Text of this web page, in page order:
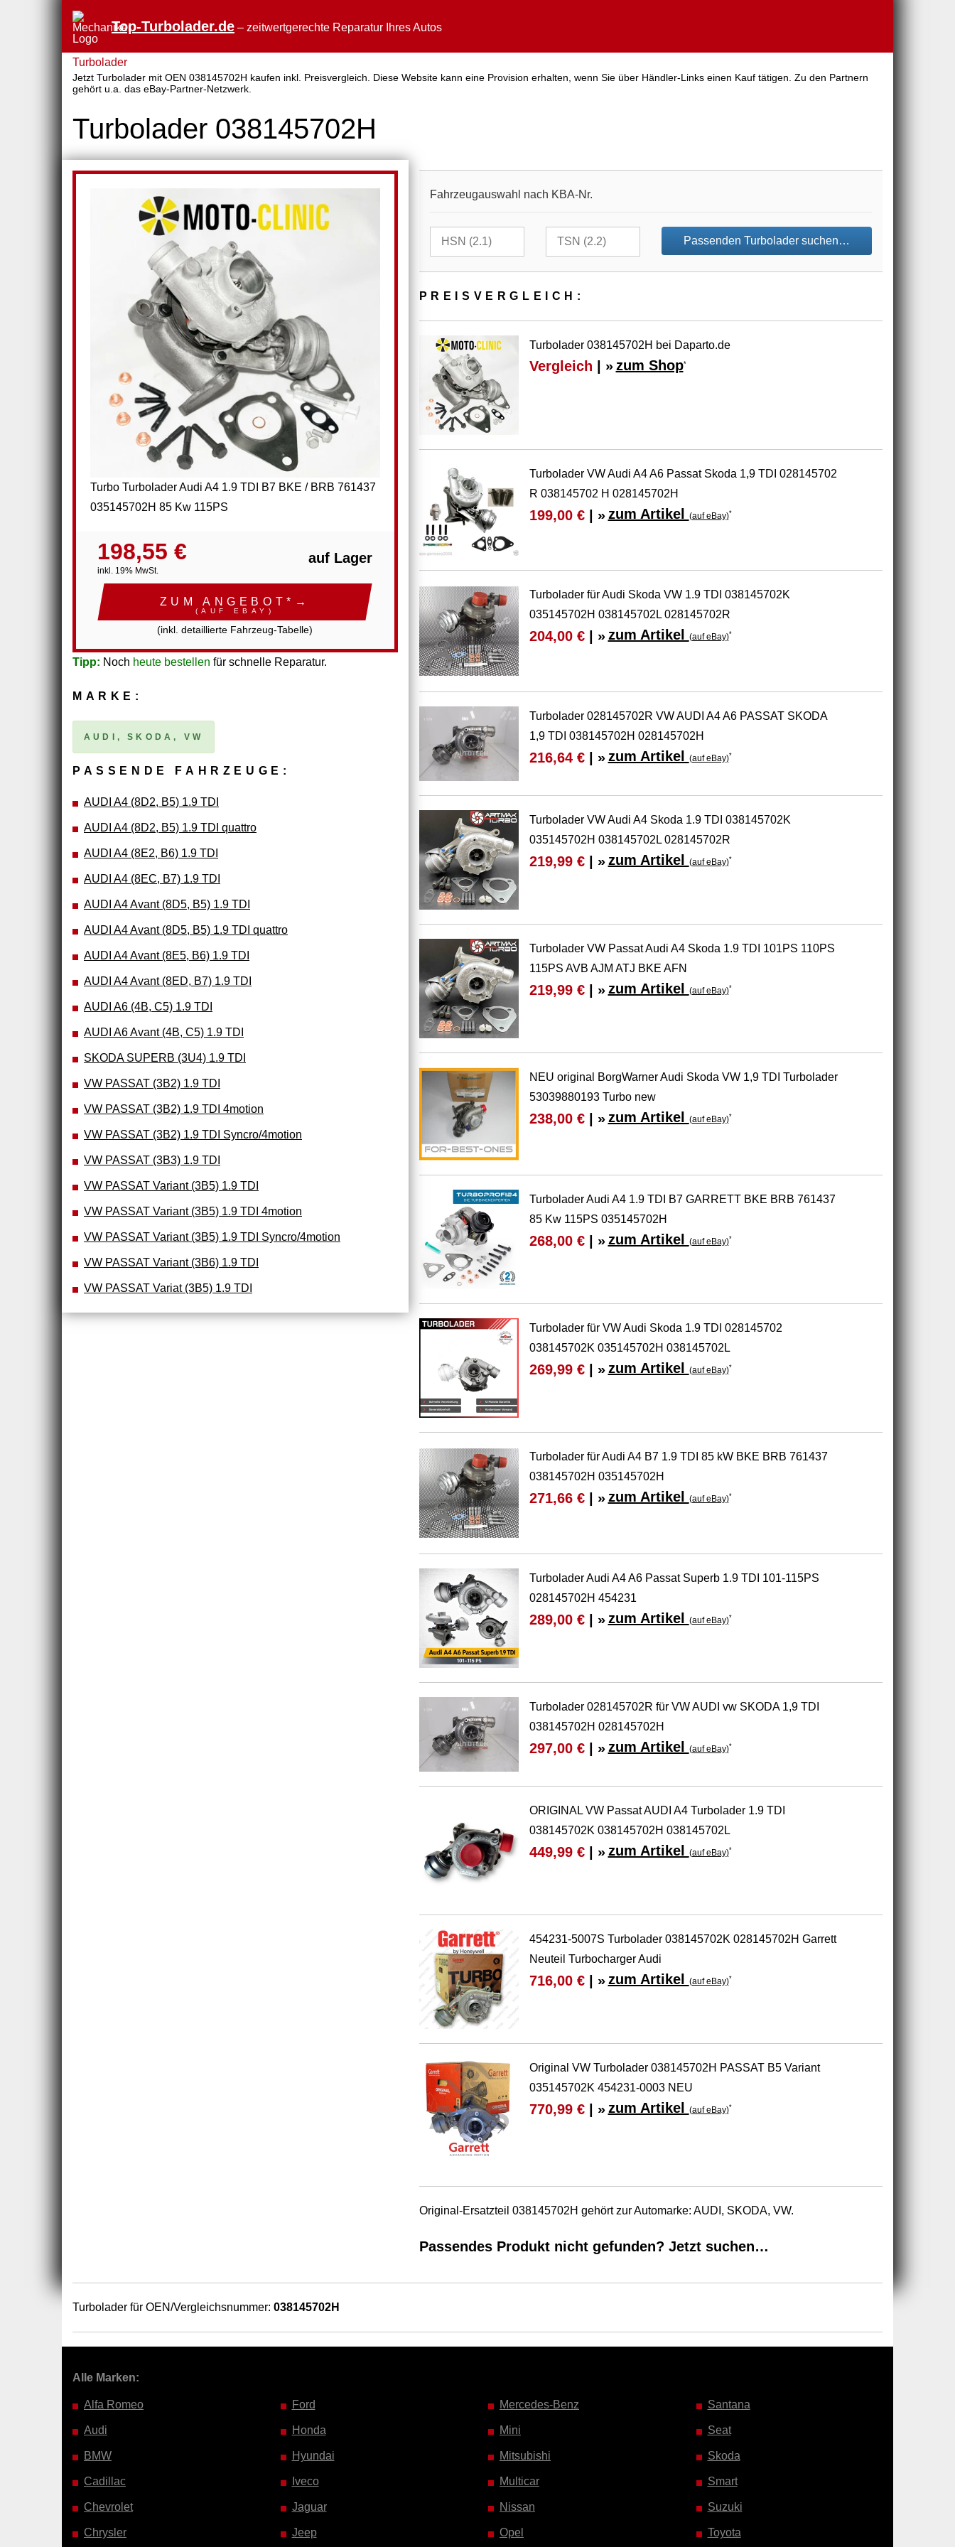
Top-Turbolader.de – zeitwertgerechte Reparatur Ihres Autos
Turbolader
Jetzt Turbolader mit OEN 038145702H kaufen inkl. Preisvergleich. Diese Website kann eine Provision erhalten, wenn Sie über Händler-Links einen Kauf tätigen. Zu den Partnern
gehört u.a. das eBay-Partner-Netzwerk.
Turbolader 038145702H
Turbo Turbolader Audi A4 1.9 TDI B7 BKE / BRB 761437
035145702H 85 Kw 115PS
198,55 €
inkl. 19% MwSt.
auf Lager
ZUM ANGEBOT*→
(AUF EBAY)
(inkl. detaillierte Fahrzeug-Tabelle)
Tipp: Noch heute bestellen für schnelle Reparatur.
MARKE:
AUDI, SKODA, VW
PASSENDE FAHRZEUGE:
AUDI A4 (8D2, B5) 1.9 TDI
AUDI A4 (8D2, B5) 1.9 TDI quattro
AUDI A4 (8E2, B6) 1.9 TDI
AUDI A4 (8EC, B7) 1.9 TDI
AUDI A4 Avant (8D5, B5) 1.9 TDI
AUDI A4 Avant (8D5, B5) 1.9 TDI quattro
AUDI A4 Avant (8E5, B6) 1.9 TDI
AUDI A4 Avant (8ED, B7) 1.9 TDI
AUDI A6 (4B, C5) 1.9 TDI
AUDI A6 Avant (4B, C5) 1.9 TDI
SKODA SUPERB (3U4) 1.9 TDI
VW PASSAT (3B2) 1.9 TDI
VW PASSAT (3B2) 1.9 TDI 4motion
VW PASSAT (3B2) 1.9 TDI Syncro/4motion
VW PASSAT (3B3) 1.9 TDI
VW PASSAT Variant (3B5) 1.9 TDI
VW PASSAT Variant (3B5) 1.9 TDI 4motion
VW PASSAT Variant (3B5) 1.9 TDI Syncro/4motion
VW PASSAT Variant (3B6) 1.9 TDI
VW PASSAT Variat (3B5) 1.9 TDI
Fahrzeugauswahl nach KBA-Nr.
Passenden Turbolader suchen…
PREIS­VER­GLEICH:
Turbolader 038145702H bei Daparto.de
Vergleich | » zum Shop*
Turbolader VW Audi A4 A6 Passat Skoda 1,9 TDI 028145702
R 038145702 H 028145702H
199,00 €| » zum Artikel (auf eBay)*
Turbolader für Audi Skoda VW 1.9 TDI 038145702K
035145702H 038145702L 028145702R
204,00 €| » zum Artikel (auf eBay)*
Turbolader 028145702R VW AUDI A4 A6 PASSAT SKODA
1,9 TDI 038145702H 028145702H
216,64 €| » zum Artikel (auf eBay)*
Turbolader VW Audi A4 Skoda 1.9 TDI 038145702K
035145702H 038145702L 028145702R
219,99 €| » zum Artikel (auf eBay)*
Turbolader VW Passat Audi A4 Skoda 1.9 TDI 101PS 110PS
115PS AVB AJM ATJ BKE AFN
219,99 €| » zum Artikel (auf eBay)*
NEU original BorgWarner Audi Skoda VW 1,9 TDI Turbolader
53039880193 Turbo new
238,00 €| » zum Artikel (auf eBay)*
Turbolader Audi A4 1.9 TDI B7 GARRETT BKE BRB 761437
85 Kw 115PS 035145702H
268,00 €| » zum Artikel (auf eBay)*
Turbolader für VW Audi Skoda 1.9 TDI 028145702
038145702K 035145702H 038145702L
269,99 €| » zum Artikel (auf eBay)*
Turbolader für Audi A4 B7 1.9 TDI 85 kW BKE BRB 761437
038145702H 035145702H
271,66 €| » zum Artikel (auf eBay)*
Turbolader Audi A4 A6 Passat Superb 1.9 TDI 101-115PS
028145702H 454231
289,00 €| » zum Artikel (auf eBay)*
Turbolader 028145702R für VW AUDI vw SKODA 1,9 TDI
038145702H 028145702H
297,00 €| » zum Artikel (auf eBay)*
ORIGINAL VW Passat AUDI A4 Turbolader 1.9 TDI
038145702K 038145702H 038145702L
449,99 €| » zum Artikel (auf eBay)*
454231-5007S Turbolader 038145702K 028145702H Garrett
Neuteil Turbocharger Audi
716,00 €| » zum Artikel (auf eBay)*
Original VW Turbolader 038145702H PASSAT B5 Variant
035145702K 454231-0003 NEU
770,99 €| » zum Artikel (auf eBay)*
Original-Ersatzteil 038145702H gehört zur Automarke: AUDI, SKODA, VW.
Passendes Produkt nicht gefunden? Jetzt suchen…
Turbolader für OEN/Vergleichsnummer: 038145702H
Alle Marken:
Alfa Romeo
Audi
BMW
Cadillac
Chevrolet
Chrysler
Ford
Honda
Hyundai
Iveco
Jaguar
Jeep
Mercedes-Benz
Mini
Mitsubishi
Multicar
Nissan
Opel
Santana
Seat
Skoda
Smart
Suzuki
Toyota